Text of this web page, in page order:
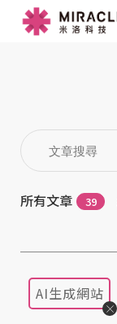
所有文章 39
AI生成網站